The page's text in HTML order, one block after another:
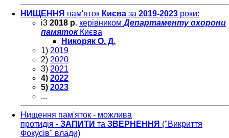
НИЩЕННЯ пам'яток Києва за 2019-2023 роки:
і3 2018 р. керівникомДепартаменту охорони
памятокКиєва
Никоряк О. Д.
1) 2019
2) 2020
3) 2021
4) 2022
5) 2023
...
Нищення пам'яток - можлива
протидія - ЗАПИТИ та ЗВЕРНЕННЯ ("Викриття
Фокусів" влади)